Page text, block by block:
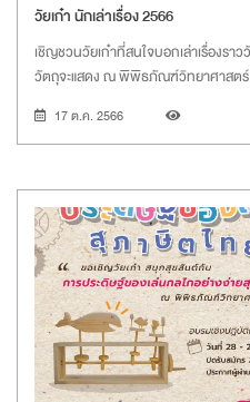
วัยเก๋า นักเล่าเรื่อง 2566
เชิญชวนวัยเก๋าที่สนใจบอกเล่าเรื่องร
วัตถุจะแสดง ณ พิพิธภัณฑ์วิทยาศาสตร์
17 ต.ค. 2566